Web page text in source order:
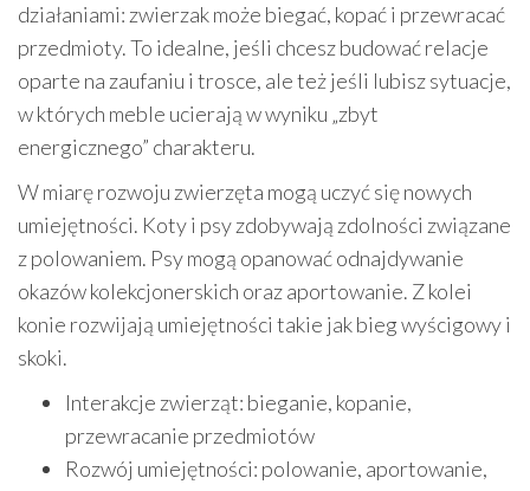
działaniami: zwierzak może biegać, kopać i przewracać
przedmioty. To idealne, jeśli chcesz budować relacje
oparte na zaufaniu i trosce, ale też jeśli lubisz sytuacje,
w których meble ucierają w wyniku „zbyt
energicznego” charakteru.
W miarę rozwoju zwierzęta mogą uczyć się nowych
umiejętności. Koty i psy zdobywają zdolności związane
z polowaniem. Psy mogą opanować odnajdywanie
okazów kolekcjonerskich oraz aportowanie. Z kolei
konie rozwijają umiejętności takie jak bieg wyścigowy i
skoki.
Interakcje zwierząt: bieganie, kopanie,
przewracanie przedmiotów
Rozwój umiejętności: polowanie, aportowanie,